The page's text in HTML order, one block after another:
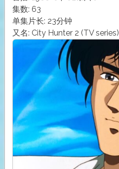
集数: 63
单集片长: 23分钟
又名: City Hunter 2 (TV series)